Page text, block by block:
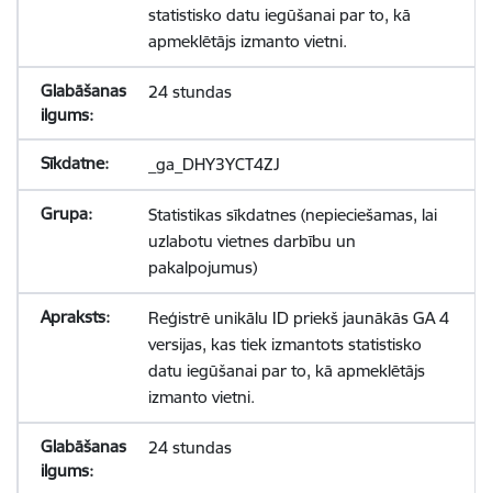
statistisko datu iegūšanai par to, kā
apmeklētājs izmanto vietni.
24 stundas
_ga_DHY3YCT4ZJ
Statistikas sīkdatnes (nepieciešamas, lai
uzlabotu vietnes darbību un
pakalpojumus)
Reģistrē unikālu ID priekš jaunākās GA 4
versijas, kas tiek izmantots statistisko
datu iegūšanai par to, kā apmeklētājs
izmanto vietni.
24 stundas